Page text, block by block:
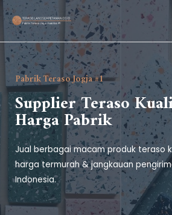
Pabrik Teraso Jogja #1
Supplier Teraso
Harga Pabrik
Jual berbagai macam produk teraso
harga termurah & jangkauan
Indonesia.